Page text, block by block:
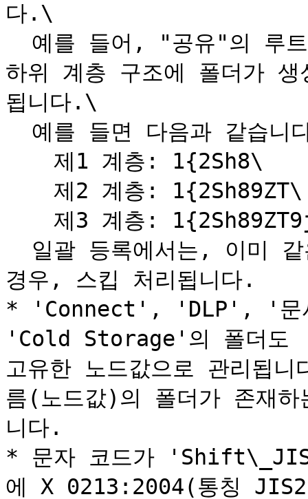
다.\
하위 계층 구조에 폴더가
됩니다.\
경우, 스킵 처리됩니다.
* 'Connect', 'DLP', '문
'Cold Storage'의 폴더도
고유한 노드값으로 관리됩
름(노드값)의 폴더가 존재
니다.
* 문자 코드가 'Shift\_JIS'
에 X 0213:2004(통칭